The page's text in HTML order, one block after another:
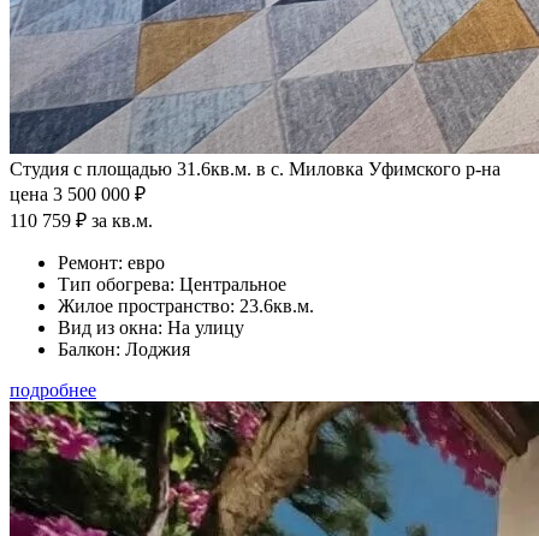
Студия с площадью 31.6кв.м. в с. Миловка Уфимского р-на
цена 3 500 000 ₽
110 759 ₽ за кв.м.
Ремонт: евро
Тип обогрева: Центральное
Жилое пространство: 23.6кв.м.
Вид из окна: На улицу
Балкон: Лоджия
подробнее